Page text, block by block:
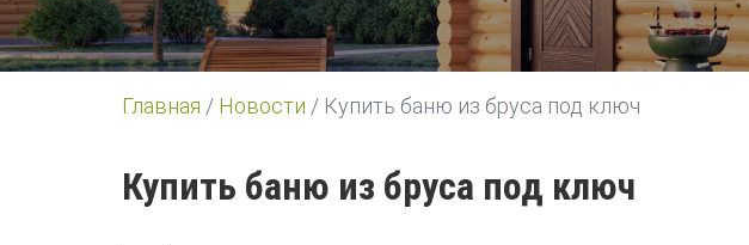
Главная / Новости / Купить баню из бруса под ключ
Купить баню из бруса под ключ